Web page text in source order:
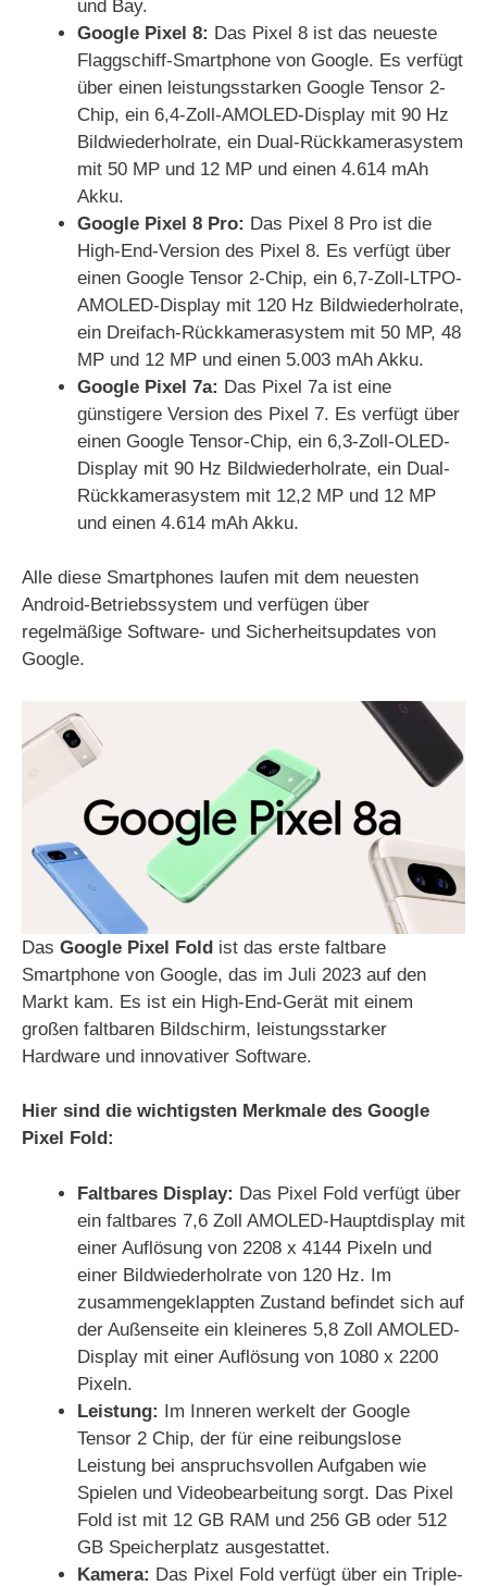
und Bay.
Google Pixel 8: Das Pixel 8 ist das neueste
Flaggschiff-Smartphone von Google. Es verfügt
über einen leistungsstarken Google Tensor 2-
Chip, ein 6,4-Zoll-AMOLED-Display mit 90 Hz
Bildwiederholrate, ein Dual-Rückkamerasystem
mit 50 MP und 12 MP und einen 4.614 mAh
Akku.
Google Pixel 8 Pro: Das Pixel 8 Pro ist die
High-End-Version des Pixel 8. Es verfügt über
einen Google Tensor 2-Chip, ein 6,7-Zoll-LTPO-
AMOLED-Display mit 120 Hz Bildwiederholrate,
ein Dreifach-Rückkamerasystem mit 50 MP, 48
MP und 12 MP und einen 5.003 mAh Akku.
Google Pixel 7a: Das Pixel 7a ist eine
günstigere Version des Pixel 7. Es verfügt über
einen Google Tensor-Chip, ein 6,3-Zoll-OLED-
Display mit 90 Hz Bildwiederholrate, ein Dual-
Rückkamerasystem mit 12,2 MP und 12 MP
und einen 4.614 mAh Akku.
Alle diese Smartphones laufen mit dem neuesten
Android-Betriebssystem und verfügen über
regelmäßige Software- und Sicherheitsupdates von
Google.
Das Google Pixel Fold ist das erste faltbare
Smartphone von Google, das im Juli 2023 auf den
Markt kam. Es ist ein High-End-Gerät mit einem
großen faltbaren Bildschirm, leistungsstarker
Hardware und innovativer Software.
Hier sind die wichtigsten Merkmale des Google
Pixel Fold:
Faltbares Display: Das Pixel Fold verfügt über
ein faltbares 7,6 Zoll AMOLED-Hauptdisplay mit
einer Auflösung von 2208 x 4144 Pixeln und
einer Bildwiederholrate von 120 Hz. Im
zusammengeklappten Zustand befindet sich auf
der Außenseite ein kleineres 5,8 Zoll AMOLED-
Display mit einer Auflösung von 1080 x 2200
Pixeln.
Leistung: Im Inneren werkelt der Google
Tensor 2 Chip, der für eine reibungslose
Leistung bei anspruchsvollen Aufgaben wie
Spielen und Videobearbeitung sorgt. Das Pixel
Fold ist mit 12 GB RAM und 256 GB oder 512
GB Speicherplatz ausgestattet.
Kamera: Das Pixel Fold verfügt über ein Triple-